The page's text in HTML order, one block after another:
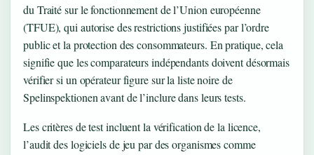
du Traité sur le fonctionnement de l’Union européenne
(TFUE), qui autorise des restrictions justifiées par l’ordre
public et la protection des consommateurs. En pratique, cela
signifie que les comparateurs indépendants doivent désormais
vérifier si un opérateur figure sur la liste noire de
Spelinspektionen avant de l’inclure dans leurs tests.
Les critères de test incluent la vérification de la licence,
l’audit des logiciels de jeu par des organismes comme